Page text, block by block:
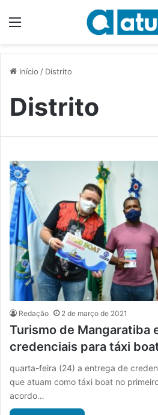
Início / Distrito
Distrito
Redação 2 de março de 2021
Turismo de Mangaratiba
credenciais para táxi
quarta-feira (24) a entrega de
que atuam como táxi boat no
acordo…